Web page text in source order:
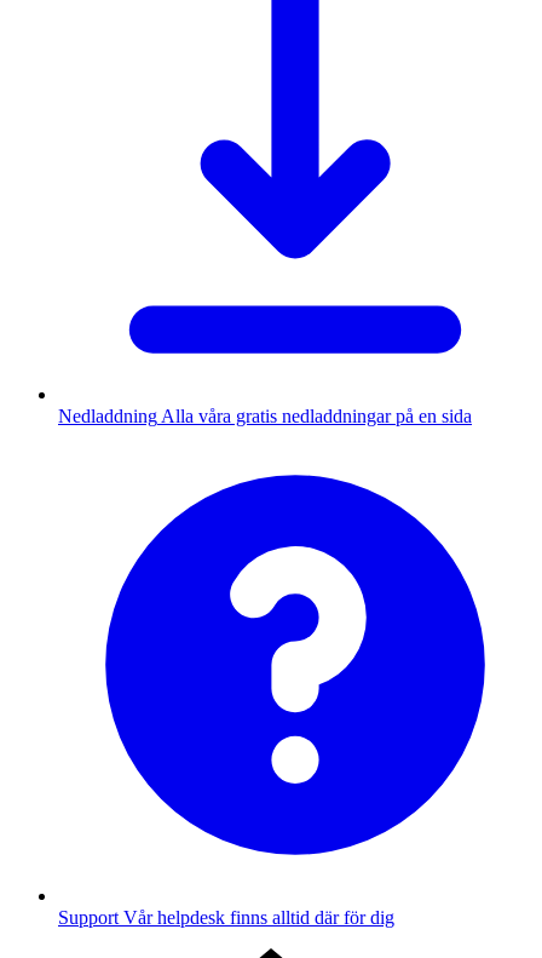
Nedladdning Alla våra gratis nedladdningar på en sida
Support Vår helpdesk finns alltid där för dig